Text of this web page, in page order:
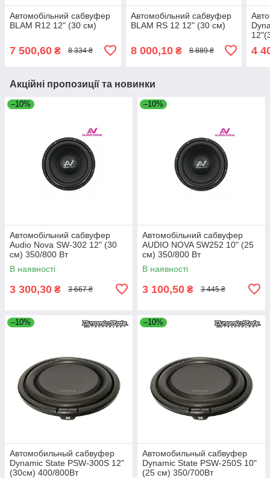
Автомобільний сабвуфер
BLAM R12 12" (30 см)
7 500,60 ₴ 8 334 ₴
Автомобільний сабвуфер
BLAM RS 12 12" (30 см)
8 000,10₴ 8 889 ₴ 4
Акційні пропозиції та новинки
–10%
Автомобільний сабвуфер
Audio Nova SW-302 12" (30
см) 350/800 Вт
В наявності
3 300,30 ₴ 3 667 ₴
–10%
Автомобільний сабвуфер
AUDIO NOVA SW252 10" (25
см) 350/800 Вт
В наявності
3 100,50 ₴ 3 445 ₴
–10%
Автомобильный сабвуфер
Dynamic State PSW-300S 12"
(30см) 400/800Вт
–10%
Автомобильный сабвуфер
Dynamic State PSW-250S 10"
(25 см) 350/700Вт